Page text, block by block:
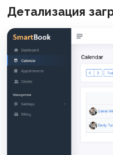
Детализация